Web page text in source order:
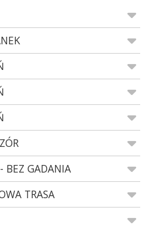
BEZ GADANIA
TRASA